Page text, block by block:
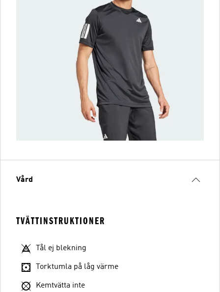
Vård
TVÄTTINSTRUKTIONER
Tål ej blekning
Torktumla på låg värme
Kemtvätta inte